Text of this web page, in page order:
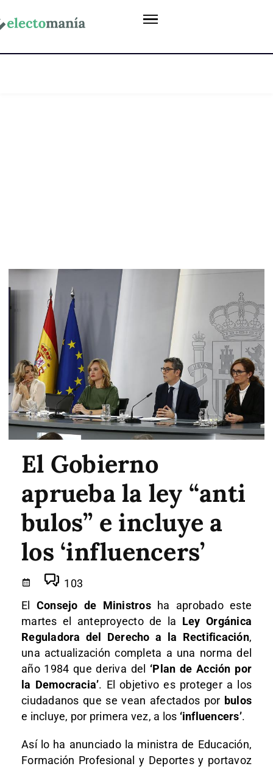
El Gobierno
aprueba la ley “anti
bulos” e incluye a
los ‘influencers’
103
El Consejo de Ministrosha aprobado este
martes el anteproyecto de la Ley Orgánica
Reguladora del Derecho a la Rectificación,
una actualización completa a una norma del
año 1984 que deriva del ‘Plan de Acción por
la Democracia’. El objetivo es proteger a los
ciudadanos que se vean afectados por bulos
e incluye, por primera vez, a los ‘influencers’.
Así lo ha anunciado la ministra de Educación,
Formación Profesional y Deportes y portavoz